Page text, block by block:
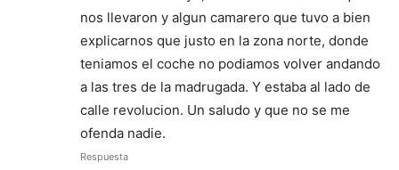
nos llevaron y algun camarero que tuvo a bien
explicarnos que justo en la zona norte, donde
teniamos el coche no podiamos volver andando
a las tres de la madrugada. Y estaba al lado de
calle revolucion. Un saludo y que no se me
ofenda nadie.
Respuesta